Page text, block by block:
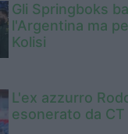
Gli Springboks
l'Argentina ma
Kolisi
L'ex azzurro
esonerato da